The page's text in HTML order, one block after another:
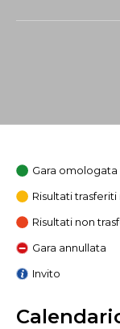
Gara omologata
Risultati
Risultati non
Gara annullata
Invito